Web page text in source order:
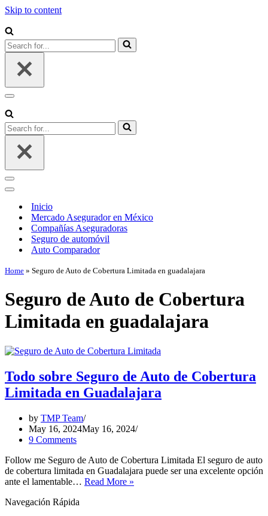
Skip to content
Search
for...
Navigation
Menu
Search
for...
Navigation
Menu
Navigation
Inicio
Mercado Asegurador en México
Compañías Aseguradoras
Seguro de automóvil
Auto Comparador
Home » Seguro de Auto de Cobertura Limitada en guadalajara
Seguro de Auto de Cobertura
Limitada en guadalajara
Todo sobre Seguro de Auto de Cobertura
Limitada en Guadalajara
by TMP Team
May 16, 2024May 16, 2024
9 Comments
Follow me Seguro de Auto de Cobertura Limitada El seguro de auto
de cobertura limitada en Guadalajara puede ser una excelente opción
ante el lamentable… Read More »
Navegación Rápida